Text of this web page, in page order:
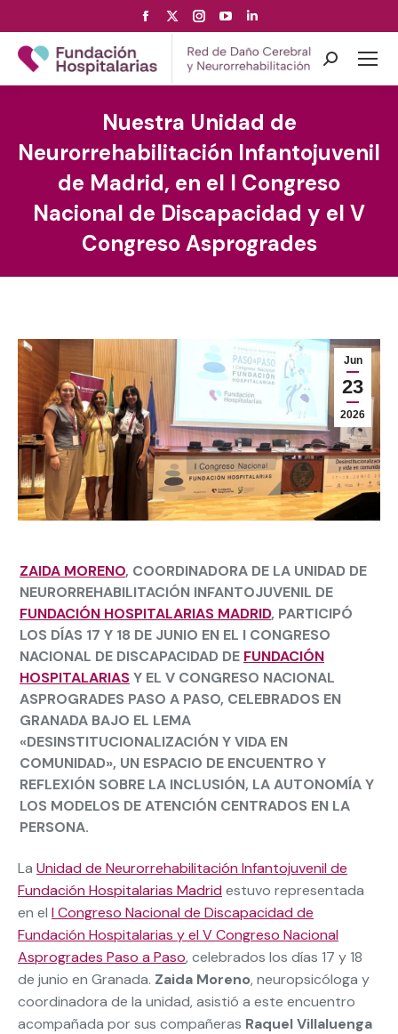
Facebook
page
opens
in
window
page
opens
in
window
Instagram
page
opens
in
window
YouTube
page
opens
in
window
page
opens
in
window
Search:
Nuestra Unidad de
Neurorrehabilitación Infantojuvenil
de Madrid, en el I Congreso
Nacional de Discapacidad y el V
Congreso Asprogrades
Jun
23
2026
ZAIDA MORENO, COORDINADORA DE LA UNIDAD DE
NEURORREHABILITACIÓN INFANTOJUVENIL DE
FUNDACIÓN HOSPITALARIAS MADRID, PARTICIPÓ
LOS DÍAS 17 Y 18 DE JUNIO EN EL I CONGRESO
NACIONAL DE DISCAPACIDAD DE FUNDACIÓN
HOSPITALARIASY EL V CONGRESO NACIONAL
ASPROGRADES PASO A PASO, CELEBRADOS EN
GRANADA BAJO EL LEMA
«DESINSTITUCIONALIZACIÓN Y VIDA EN
COMUNIDAD», UN ESPACIO DE ENCUENTRO Y
REFLEXIÓN SOBRE LA INCLUSIÓN, LA AUTONOMÍA Y
LOS MODELOS DE ATENCIÓN CENTRADOS EN LA
PERSONA.
La Unidad de Neurorrehabilitación Infantojuvenil de
Fundación Hospitalarias Madrid estuvo representada
en el I Congreso Nacional de Discapacidad de
Fundación Hospitalarias y el V Congreso Nacional
Asprogrades Paso a Paso, celebrados los días 17 y 18
de junio en Granada. Zaida Moreno, neuropsicóloga y
coordinadora de la unidad, asistió a este encuentro
acompañada por sus compañeras Raquel Villaluenga